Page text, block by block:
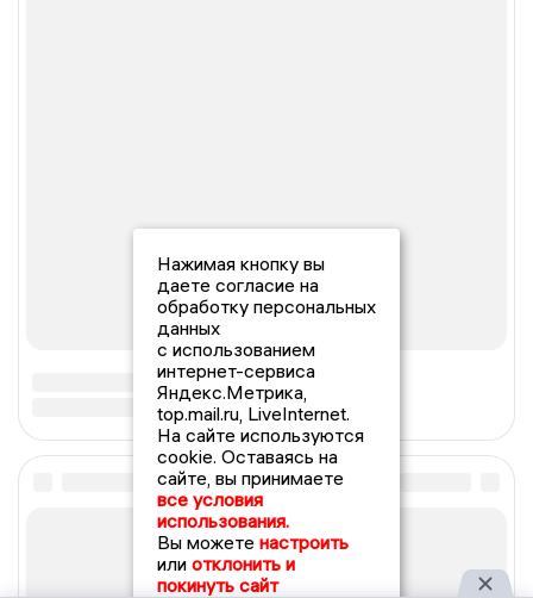
Нажимая кнопку вы
даете согласие на
обработку персональных
данных
с использованием
интернет-сервиса
Яндекс.Метрика,
top.mail.ru, LiveInternet.
На сайте используются
cookie. Оставаясь на
сайте, вы принимаете
все условия
использования.
Вы можете настроить
или отклонить и
покинуть сайт